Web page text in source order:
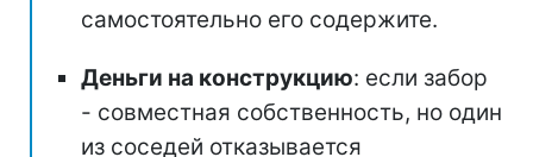
самостоятельно его содержите.
Деньги на конструкцию: если забор
- совместная собственность, но один
из соседей отказывается